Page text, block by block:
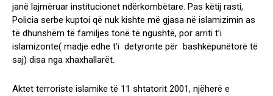
janë lajmëruar institucionet ndërkombëtare. Pas këtij rasti,
Policia serbe kuptoi që nuk kishte më gjasa në islamizimin as
të dhunshëm të familjes tonë të ngushtë, por arriti t’i
islamizonte( madje edhe t’i detyronte për bashkëpunëtorë të
saj) disa nga xhaxhallarët.
Aktet terroriste islamike të 11 shtatorit 2001, njëherë e